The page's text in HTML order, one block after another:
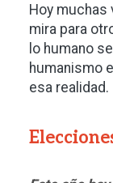
Hoy
mira para
lo humano
humanismo
esa realidad.